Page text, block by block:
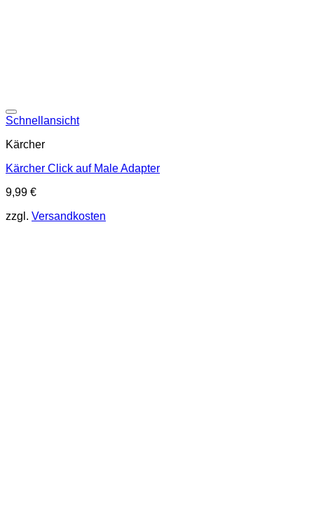
Schnellansicht
Kärcher
Kärcher Click auf Male Adapter
9,99 €
zzgl. Versandkosten